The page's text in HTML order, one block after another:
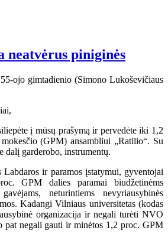
neatvėrus piniginės
į mūsų prašymą ir pervedėte iki 1,2
(GPM) ansambliui „Ratilio“. Su
dalį garderobo, instrumentų.
ir paramos įstatymui, gyventojai
GPM dalies paramai biudžetinėms
neturintiems nevyriausybinės
Kadangi Vilniaus universitetas (kodas
organizacija ir negali turėti NVO
pat negali gauti ir minėtos 1,2 proc. GPM